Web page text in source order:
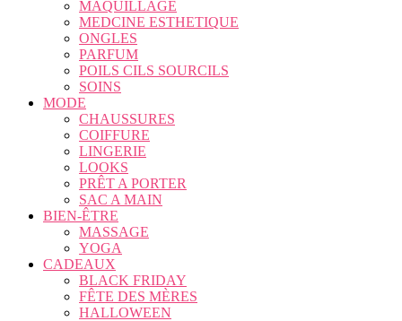
MAQUILLAGE
MEDCINE ESTHETIQUE
ONGLES
PARFUM
POILS CILS SOURCILS
SOINS
MODE
CHAUSSURES
COIFFURE
LINGERIE
LOOKS
PRÊT A PORTER
SAC A MAIN
BIEN-ÊTRE
MASSAGE
YOGA
CADEAUX
BLACK FRIDAY
FÊTE DES MÈRES
HALLOWEEN